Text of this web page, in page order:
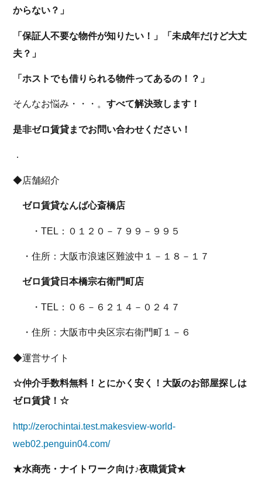
からない？」
「保証人不要な物件が知りたい！」「未成年だけど大丈
夫？」
「ホストでも借りられる物件ってあるの！？」
そんなお悩み・・・。すべて解決致します！
是非ゼロ賃貸までお問い合わせください！
．
◆店舗紹介
ゼロ賃貸なんば心斎橋店
・TEL：０１２０－７９９－９９５
・住所：大阪市浪速区難波中１－１８－１７
ゼロ賃貸日本橋宗右衛門町店
・TEL：０６－６２１４－０２４７
・住所：大阪市中央区宗右衛門町１－６
◆運営サイト
☆仲介手数料無料！とにかく安く！大阪のお部屋探しは
ゼロ賃貸！☆
http://zerochintai.test.makesview-world-
web02.penguin04.com/
★水商売・ナイトワーク向け♪夜職賃貸★